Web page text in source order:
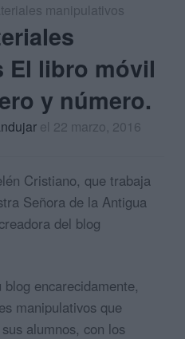
manipulativos
El libro móvil
y número.
el 22 marzo, 2016
Cristiano, que trabaja
Señora de la Antigua
del blog
encarecidamente,
manipulativos que
alumnos, con los